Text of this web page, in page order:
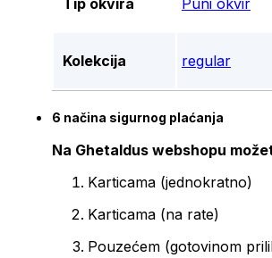
Tip okvira Puni okvir
Kolekcija regular
6 načina sigurnog plaćanja
Na Ghetaldus webshopu
Karticama (jednokratno)
Karticama (na rate)
Pouzećem (gotovinom